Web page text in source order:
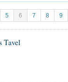
5 6 7 8 9
Tavel